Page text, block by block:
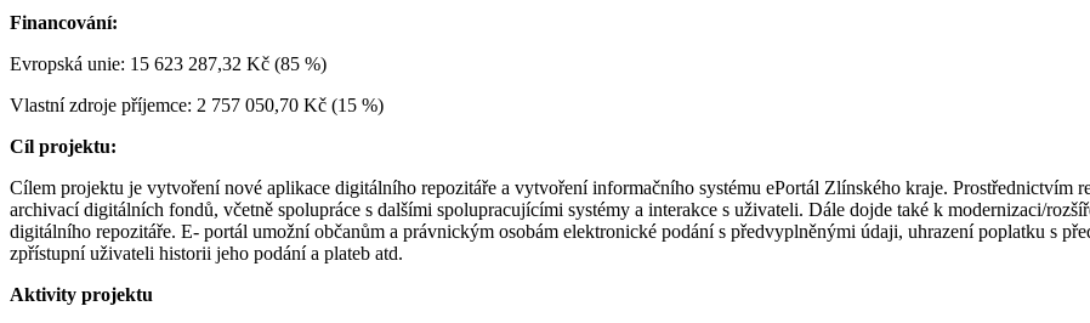
Financování:
Evropská unie: 15 623 287,32 Kč (85 %)
Vlastní zdroje příjemce: 2 757 050,70 Kč (15 %)
Cíl projektu:
Cílem projektu je vytvoření nové aplikace digitálního repozitáře a vytvoření informačního systému ePortál Zlínského kraje. Prostřednictvím
archivací digitálních fondů, včetně spolupráce s dalšími spolupracujícími systémy a interakce s uživateli. Dále dojde také k modernizaci/
digitálního repozitáře. E- portál umožní občanům a právnickým osobám elektronické podání s předvyplněnými údaji, uhrazení poplatku s
zpřístupní uživateli historii jeho podání a plateb atd.
Aktivity projektu